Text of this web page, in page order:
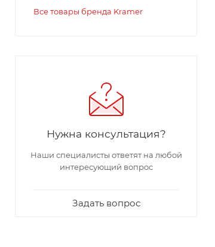
Все товары бренда Kramer
Нужна консультация?
Наши специалисты ответят на любой
интересующий вопрос
Задать вопрос